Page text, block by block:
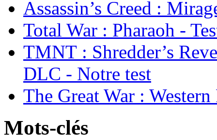
Assassin’s Creed :
Total War : Pharaoh -
TMNT : Shredder’s
DLC - Notre test
The Great War :
Mots-clés